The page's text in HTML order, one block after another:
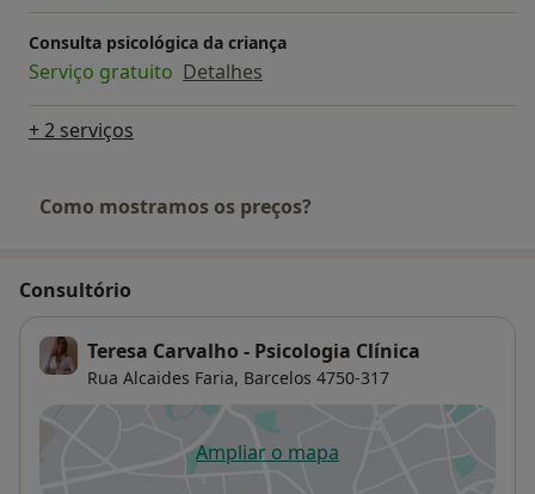
Consulta psicológica da criança
Serviço gratuito Detalhes
+ 2 serviços
Como mostramos os preços?
Consultório
Teresa Carvalho - Psicologia Clínica
Rua Alcaides Faria, Barcelos 4750-317
Ampliar o mapaabre num novo separador